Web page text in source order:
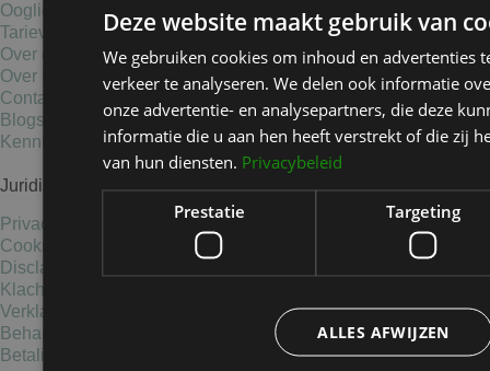
Ooglidcorrectie
Tarieven
Over ons
Over David Jairath
Contact
Blogs
Kennisbank
Juridische informatie
Privacy Statement
Cookies
Disclaimer
Klachten
Verklaring medische gegevens
Behandelvoorwaarden
Betalingsmogelijkheden
Deze website maakt gebruik van
We gebruiken cookies om inhoud en advertenties
verkeer te analyseren. We delen ook informatie
onze advertentie- en analysepartners, die deze
informatie die u aan hen heeft verstrekt of die zij
van hun diensten. Privacybeleid
Prestatie Targeting
ALLES AFWIJZEN